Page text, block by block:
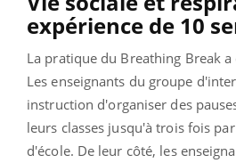
expérience de 10
La pratique du Breathing Break
Les enseignants du groupe
instruction d'organiser des
leurs classes jusqu'à trois fois
d'école. De leur côté, les